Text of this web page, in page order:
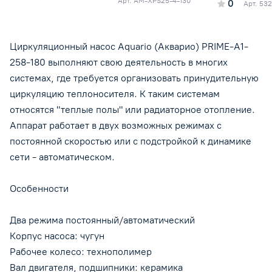
0 Арт.
Циркуляционный насос Aquario (Акварио) PRIME-A1-
258-180 выполняют свою деятельность в многих
системах, где требуется организовать принудительную
циркуляцию теплоносителя. К таким системам
относятся "теплые полы" или радиаторное отопление.
Аппарат работает в двух возможных режимах с
постоянной скоростью или с подстройкой к динамике
сети - автоматическом.
Особенности
Два режима постоянный/автоматический
Корпус насоса: чугун
Рабочее колесо: технополимер
Вал двигателя, подшипники: керамика